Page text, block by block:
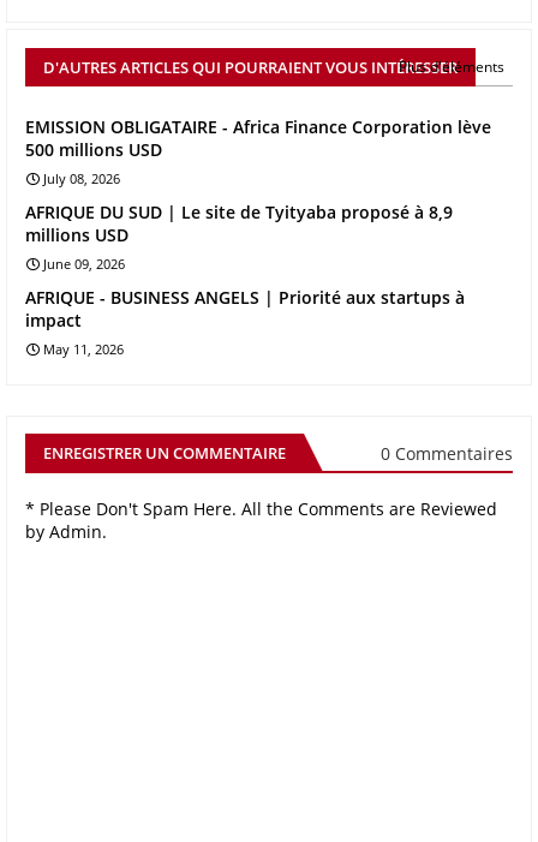
D'AUTRES ARTICLES QUI POURRAIENT VOUS INTÉRESSER
Plus d'éléments
EMISSION OBLIGATAIRE - Africa Finance Corporation lève
500 millions USD
July 08, 2026
AFRIQUE DU SUD | Le site de Tyityaba proposé à 8,9
millions USD
June 09, 2026
AFRIQUE - BUSINESS ANGELS | Priorité aux startups à
impact
May 11, 2026
ENREGISTRER UN COMMENTAIRE 0 Commentaires
* Please Don't Spam Here. All the Comments are Reviewed
by Admin.